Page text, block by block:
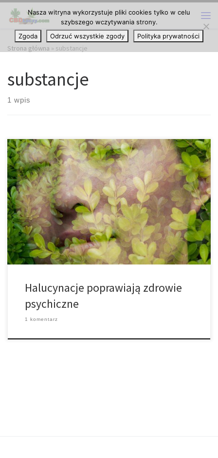
Przejdź do treści
Strona główna » substancje
substancje
1 wpis
Badania mówią, że halucynacje poprawiają zdrowie psychiczne i
obniżają ryzyko popełnienia samobójstwa. Po prawie 50 latach
błędnych informacji może być dość trudno przełamać głęboko
zakorzeniony strach przed pochłonięciem przez szaleństwo. Na
szczęście, żyjemy w bardziej oświeconym czasie, w którym proste
wyszukiwanie w Google i jawne dokumenty rządowe rzucają
światło na […]
Halucynacje poprawiają zdrowie
psychiczne
1 komentarz
Nasza witryna wykorzystuje pliki cookies tylko w celu
szybszego wczytywania strony.
Zgoda
Odrzuć wszystkie zgody Polityka prywatności